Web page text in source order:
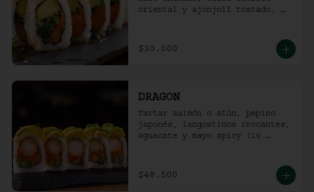
oriental y ajonjolí tostado.
$30.000
DRAGON
Tartar salmón o atún, pepino
japonés, langostinos crocantes,
aguacate y mayo spicy (10
$48.500